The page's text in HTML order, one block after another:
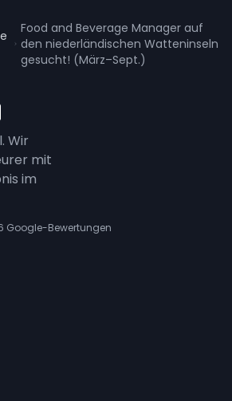
Food and Beverage Manager auf
den niederländischen Watteninseln
gesucht! (März–Sept.)
Wir
mit
im
Google-Bewertungen